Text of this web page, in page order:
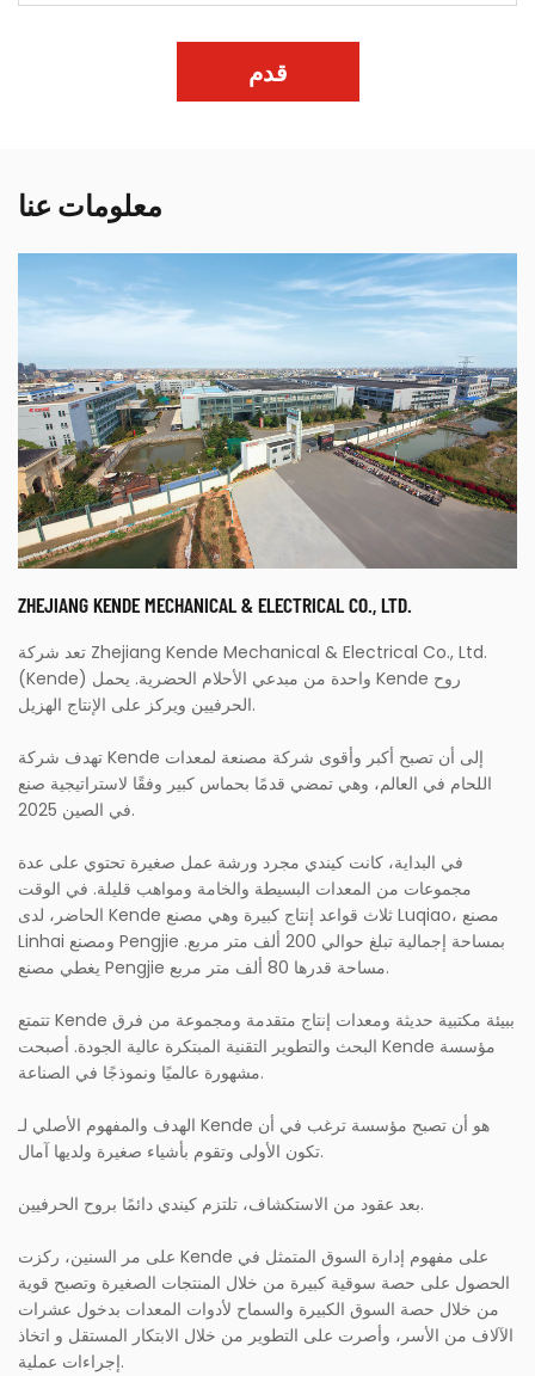
قدم
معلومات عنا
ZHEJIANG KENDE MECHANICAL & ELECTRICAL CO., LTD.
تعد شركة Zhejiang Kende Mechanical & Electrical Co., Ltd.
(Kende) واحدة من مبدعي الأحلام الحضرية. يحمل Kende روح
الحرفيين ويركز على الإنتاج الهزيل.
تهدف شركة Kende إلى أن تصبح أكبر وأقوى شركة مصنعة لمعدات
اللحام في العالم، وهي تمضي قدمًا بحماس كبير وفقًا لاستراتيجية صنع
في الصين 2025.
في البداية، كانت كيندي مجرد ورشة عمل صغيرة تحتوي على عدة
مجموعات من المعدات البسيطة والخامة ومواهب قليلة. في الوقت
الحاضر، لدى Kende ثلاث قواعد إنتاج كبيرة وهي مصنع Luqiao، مصنع
Linhai ومصنع Pengjie بمساحة إجمالية تبلغ حوالي 200 ألف متر مربع.
يغطي مصنع Pengjie مساحة قدرها 80 ألف متر مربع.
تتمتع Kende ببيئة مكتبية حديثة ومعدات إنتاج متقدمة ومجموعة من فرق
البحث والتطوير التقنية المبتكرة عالية الجودة. أصبحت Kende مؤسسة
مشهورة عالميًا ونموذجًا في الصناعة.
الهدف والمفهوم الأصلي لـ Kende هو أن تصبح مؤسسة ترغب في أن
تكون الأولى وتقوم بأشياء صغيرة ولديها آمال.
بعد عقود من الاستكشاف، تلتزم كيندي دائمًا بروح الحرفيين.
على مر السنين، ركزت Kende على مفهوم إدارة السوق المتمثل في
الحصول على حصة سوقية كبيرة من خلال المنتجات الصغيرة وتصبح قوية
من خلال حصة السوق الكبيرة والسماح لأدوات المعدات بدخول عشرات
الآلاف من الأسر، وأصرت على التطوير من خلال الابتكار المستقل و اتخاذ
إجراءات عملية.